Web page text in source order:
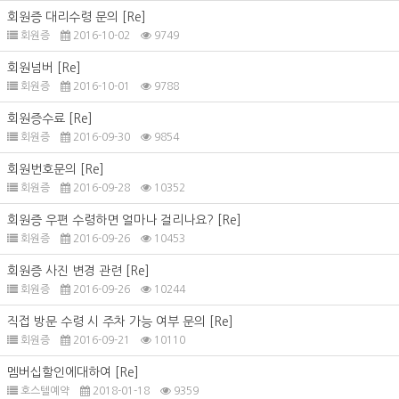
회원증 대리수령 문의 [Re]
회원증 2016-10-02 9749
회원넘버 [Re]
회원증 2016-10-01 9788
회원증수료 [Re]
회원증 2016-09-30 9854
회원번호문의 [Re]
회원증 2016-09-28 10352
회원증 우편 수령하면 얼마나 걸리나요? [Re]
회원증 2016-09-26 10453
회원증 사진 변경 관련 [Re]
회원증 2016-09-26 10244
직접 방문 수령 시 주차 가능 여부 문의 [Re]
회원증 2016-09-21 10110
멤버십할인에대하여 [Re]
호스텔예약 2018-01-18 9359